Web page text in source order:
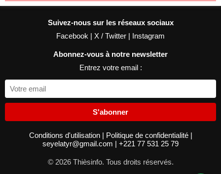
Suivez-nous sur les réseaux sociaux
Facebook | X / Twitter | Instagram
Abonnez-vous à notre newsletter
Entrez votre email :
S'abonner
Conditions d'utilisation | Politique de confidentialité |
seyelatyr@gmail.com | +221 77 531 25 79
© 2026 Thièsinfo. Tous droits réservés.